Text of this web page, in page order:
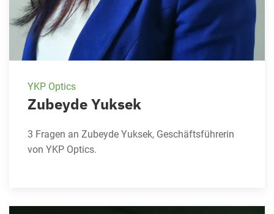
YKP Optics
Zubeyde Yuksek
3 Fragen an Zubeyde Yuksek, Geschäftsführerin
von YKP Optics.